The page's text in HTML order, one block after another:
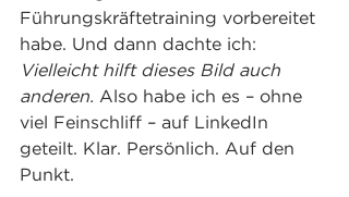
Führungskräftetraining vorbereitet
habe. Und dann dachte ich:
Vielleicht hilft dieses Bild auch
anderen. Also habe ich es – ohne
viel Feinschliff – auf LinkedIn
geteilt. Klar. Persönlich. Auf den
Punkt.